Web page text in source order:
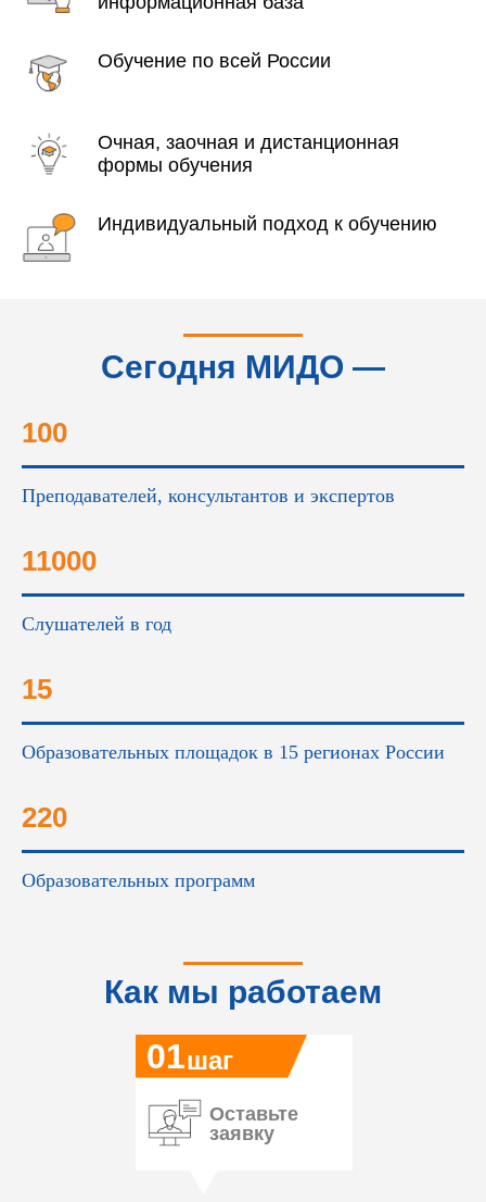
Обучение по всей России
Очная, заочная и дистанционная
формы обучения
Индивидуальный подход к обучению
Сегодня МИДО —
100
Преподавателей, консультантов и экспертов
11000
Слушателей в год
15
Образовательных площадок в 15 регионах России
220
Образовательных программ
Как мы работаем
01
Оставьте
заявку
шаг